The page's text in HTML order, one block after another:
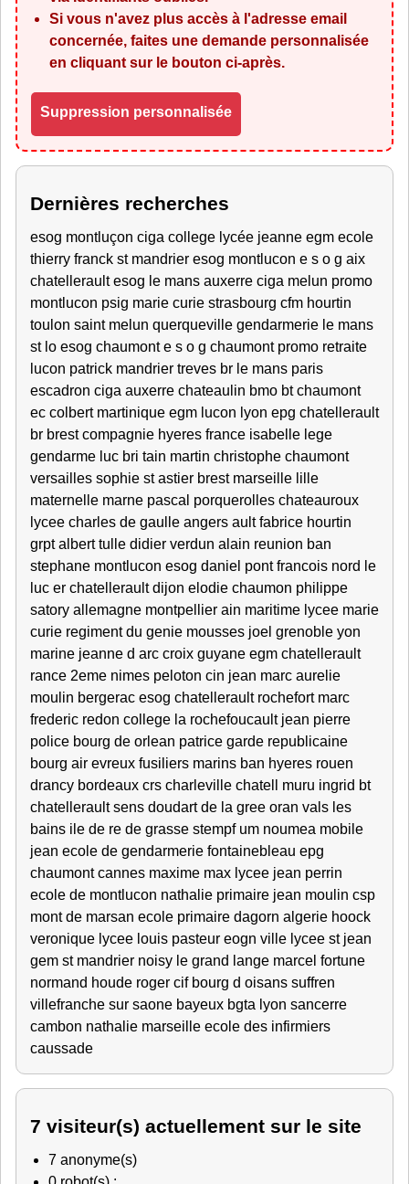
Si vous n'avez plus accès à l'adresse email
concernée, faites une demande personnalisée
en cliquant sur le bouton ci-après.
Suppression personnalisée
Dernières recherches
esog montluçon ciga college lycée jeanne egm ecole
thierry franck st mandrier esog montlucon e s o g aix
chatellerault esog le mans auxerre ciga melun promo
montlucon psig marie curie strasbourg cfm hourtin
toulon saint melun querqueville gendarmerie le mans
st lo esog chaumont e s o g chaumont promo retraite
lucon patrick mandrier treves br le mans paris
escadron ciga auxerre chateaulin bmo bt chaumont
ec colbert martinique egm lucon lyon epg chatellerault
br brest compagnie hyeres france isabelle lege
gendarme luc bri tain martin christophe chaumont
versailles sophie st astier brest marseille lille
maternelle marne pascal porquerolles chateauroux
lycee charles de gaulle angers ault fabrice hourtin
grpt albert tulle didier verdun alain reunion ban
stephane montlucon esog daniel pont francois nord le
luc er chatellerault dijon elodie chaumon philippe
satory allemagne montpellier ain maritime lycee marie
curie regiment du genie mousses joel grenoble yon
marine jeanne d arc croix guyane egm chatellerault
rance 2eme nimes peloton cin jean marc aurelie
moulin bergerac esog chatellerault rochefort marc
frederic redon college la rochefoucault jean pierre
police bourg de orlean patrice garde republicaine
bourg air evreux fusiliers marins ban hyeres rouen
drancy bordeaux crs charleville chatell muru ingrid bt
chatellerault sens doudart de la gree oran vals les
bains ile de re de grasse stempf um noumea mobile
jean ecole de gendarmerie fontainebleau epg
chaumont cannes maxime max lycee jean perrin
ecole de montlucon nathalie primaire jean moulin csp
mont de marsan ecole primaire dagorn algerie hoock
veronique lycee louis pasteur eogn ville lycee st jean
gem st mandrier noisy le grand lange marcel fortune
normand houde roger cif bourg d oisans suffren
villefranche sur saone bayeux bgta lyon sancerre
cambon nathalie marseille ecole des infirmiers
caussade
7 visiteur(s) actuellement sur le site
7 anonyme(s)